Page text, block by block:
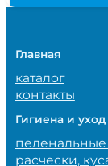
Главная
каталог
контакты
Гигиена и уход
расчески,